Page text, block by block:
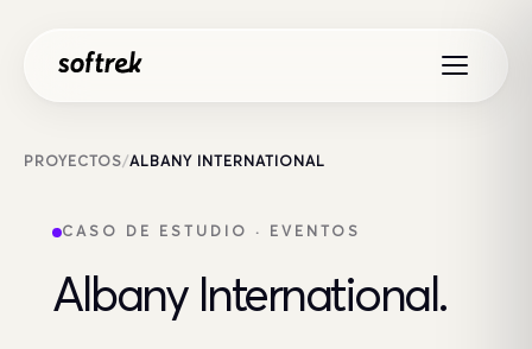
PROYECTOS/ALBANY INTERNATIONAL
CASO DE ESTUDIO · EVENTOS
Albany International.